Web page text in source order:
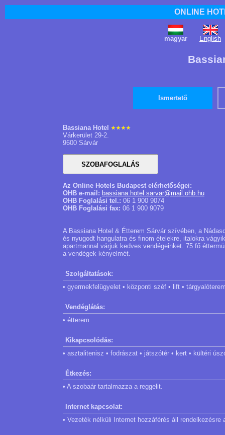
ONLINE
magyar English
Ismertető
Bassiana Hotel
Várkerület 29-2.
9600 Sárvár
Az Online Hotels Budapest elérhetőségei:
OHB e-mail: bassiana.hotel.sarvar@mail.ohb.hu
OHB Foglalási tel.: 06 1 900 9074
OHB Foglalási fax: 06 1 900 9079
A Bassiana Hotel & Étterem Sárvár szívében, a
és nyugodt hangulatra és finom ételekre, italokra
apartmannal várjuk kedves vendégeinket. 75 fő
a vendégek kényelmét.
Szolgáltatások:
• gyermekfelügyelet • központi széf • lift •
Vendéglátás:
• étterem
Kikapcsolódás:
• asztalitenisz • fodrászat • játszótér • kert • kültéri
Étkezés:
• A szobaár tartalmazza a reggelit.
Internet kapcsolat:
• Vezeték nélküli Internet hozzáférés áll rendelkezésre